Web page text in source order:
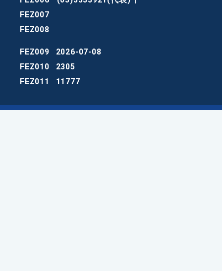
FEZ007
FEZ008
FEZ009
2026-07-08
FEZ010
2305
FEZ011
11777